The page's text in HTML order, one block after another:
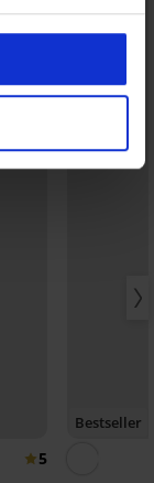
5
Bestseller